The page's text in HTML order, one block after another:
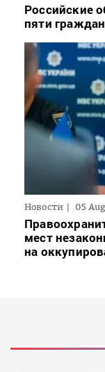
Российские
пяти
Новости 05
мест
на